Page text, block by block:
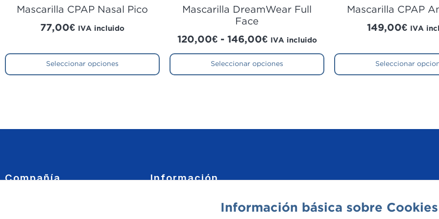
Mascarilla CPAP Nasal Pico
77,00€ IVA incluido
Seleccionar opciones
Mascarilla DreamWear Full
Face
120,00€ - 146,00€ IVA incluido
Seleccionar opciones
Mascarilla CPAP
149,00€ IVA
Seleccionar
Compañía Información
Información básica sobre Cookies